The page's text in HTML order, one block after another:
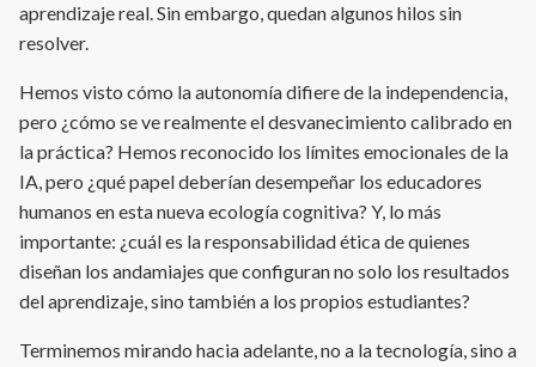
aprendizaje real. Sin embargo, quedan algunos hilos sin
resolver.
Hemos visto cómo la autonomía difiere de la independencia,
pero ¿cómo se ve realmente el desvanecimiento calibrado en
la práctica? Hemos reconocido los límites emocionales de la
IA, pero ¿qué papel deberían desempeñar los educadores
humanos en esta nueva ecología cognitiva? Y, lo más
importante: ¿cuál es la responsabilidad ética de quienes
diseñan los andamiajes que configuran no solo los resultados
del aprendizaje, sino también a los propios estudiantes?
Terminemos mirando hacia adelante, no a la tecnología, sino a